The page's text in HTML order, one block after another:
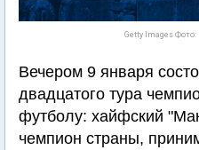
Getty Images Фото:
Вечером 9 января
двадцатого тура
футболу: хайфский
чемпион страны,